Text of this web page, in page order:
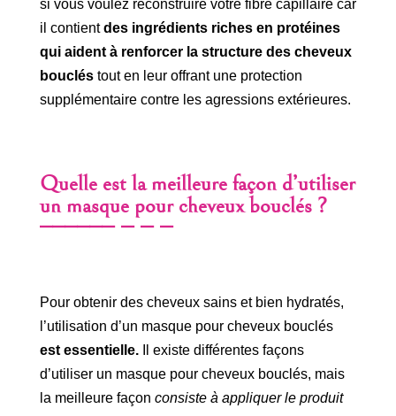
si vous voulez reconstruire votre fibre capillaire car
il contientdes ingrédients riches en protéines
qui aident à renforcer la structure des cheveux
bouclés tout en leur offrant une protection
supplémentaire contre les agressions extérieures.
Quelle est la meilleure façon d’utiliser
un masque pour cheveux bouclés ?
Pour obtenir des cheveux sains et bien hydratés,
l’utilisation d’un masque pour cheveux bouclés
est essentielle.Il existe différentes façons
d’utiliser un masque pour cheveux bouclés, mais
la meilleure façon consiste à appliquer le produit